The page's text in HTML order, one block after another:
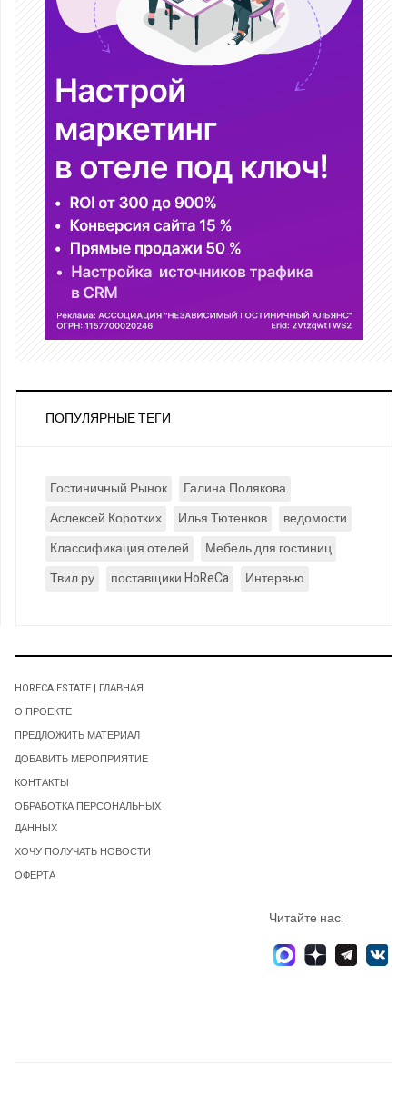
ПОПУЛЯРНЫЕ ТЕГИ
Гостиничный Рынок
Галина Полякова
Аслексей Коротких
Илья Тютенков
ведомости
Классификация отелей
Мебель для гостиниц
Твил.ру
поставщики HoReCa Интервью
HORECA ESTATE | ГЛАВНАЯ
О ПРОЕКТЕ
ПРЕДЛОЖИТЬ МАТЕРИАЛ
ДОБАВИТЬ МЕРОПРИЯТИЕ
КОНТАКТЫ
ОБРАБОТКА ПЕРСОНАЛЬНЫХ
ДАННЫХ
ХОЧУ ПОЛУЧАТЬ НОВОСТИ
ОФЕРТА
Читайте нас: